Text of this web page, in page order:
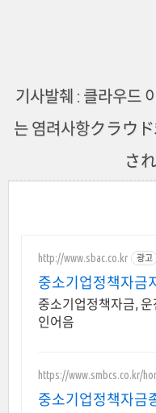
기사발췌 : 클라우드
는 염려사항クラウ
さ
http://www.sbac.co.kr 광고
중소기업정책자금
중소기업정책자금,
인어음
https://www.smbcs.co.kr/
중소기업정책자금